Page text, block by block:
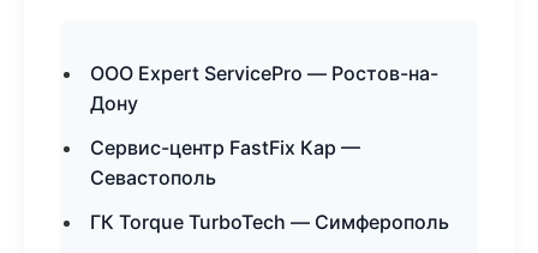
ООО Expert ServicePro — Ростов-на-
Дону
Сервис-центр FastFix Кар —
Севастополь
ГК Torque TurboTech — Симферополь